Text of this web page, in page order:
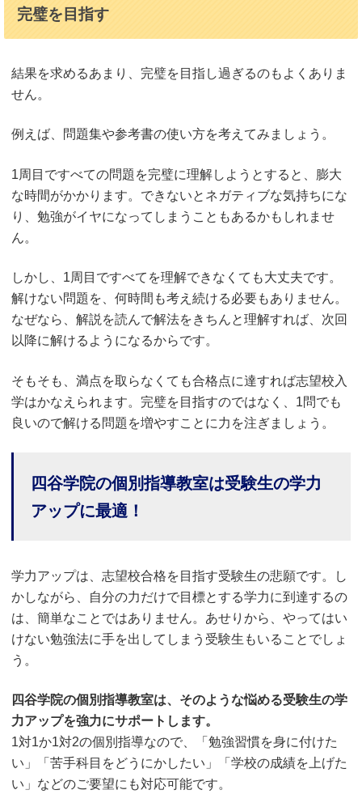
完璧を目指す
結果を求めるあまり、完璧を目指し過ぎるのもよくありま
せん。
例えば、問題集や参考書の使い方を考えてみましょう。
1周目ですべての問題を完璧に理解しようとすると、膨大
な時間がかかります。できないとネガティブな気持ちにな
り、勉強がイヤになってしまうこともあるかもしれませ
ん。
しかし、1周目ですべてを理解できなくても大丈夫です。
解けない問題を、何時間も考え続ける必要もありません。
なぜなら、解説を読んで解法をきちんと理解すれば、次回
以降に解けるようになるからです。
そもそも、満点を取らなくても合格点に達すれば志望校入
学はかなえられます。完璧を目指すのではなく、1問でも
良いので解ける問題を増やすことに力を注ぎましょう。
四谷学院の個別指導教室は受験生の学力
アップに最適！
学力アップは、志望校合格を目指す受験生の悲願です。し
かしながら、自分の力だけで目標とする学力に到達するの
は、簡単なことではありません。あせりから、やってはい
けない勉強法に手を出してしまう受験生もいることでしょ
う。
四谷学院の個別指導教室は、そのような悩める受験生の学
力アップを強力にサポートします。
1対1か1対2の個別指導なので、「勉強習慣を身に付けた
い」「苦手科目をどうにかしたい」「学校の成績を上げた
い」などのご要望にも対応可能です。